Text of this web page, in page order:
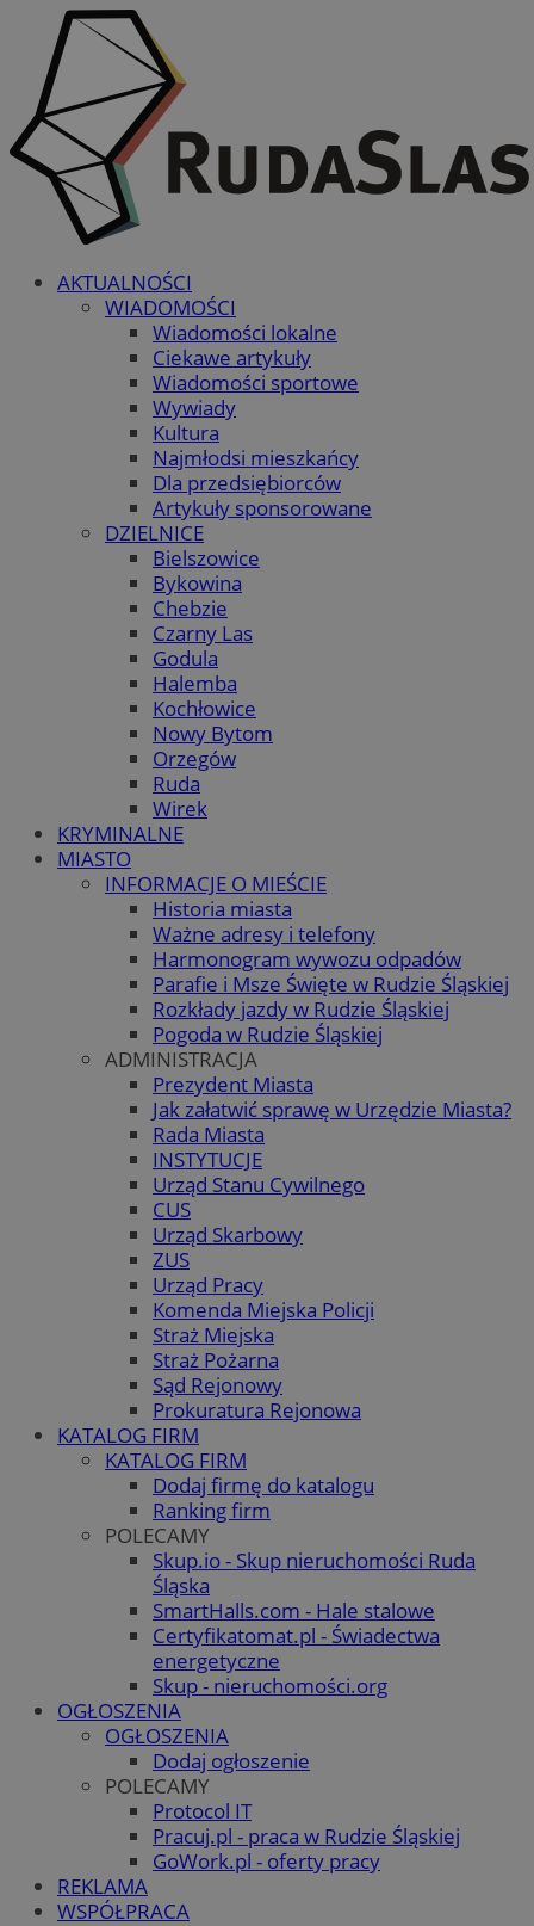
AKTUALNOŚCI
WIADOMOŚCI
Wiadomości lokalne
Ciekawe artykuły
Wiadomości sportowe
Wywiady
Kultura
Najmłodsi mieszkańcy
Dla przedsiębiorców
Artykuły sponsorowane
DZIELNICE
Bielszowice
Bykowina
Chebzie
Czarny Las
Godula
Halemba
Kochłowice
Nowy Bytom
Orzegów
Ruda
Wirek
KRYMINALNE
MIASTO
INFORMACJE O MIEŚCIE
Historia miasta
Ważne adresy i telefony
Harmonogram wywozu odpadów
Parafie i Msze Święte w Rudzie Śląskiej
Rozkłady jazdy w Rudzie Śląskiej
Pogoda w Rudzie Śląskiej
ADMINISTRACJA
Prezydent Miasta
Jak załatwić sprawę w Urzędzie Miasta?
Rada Miasta
INSTYTUCJE
Urząd Stanu Cywilnego
CUS
Urząd Skarbowy
ZUS
Urząd Pracy
Komenda Miejska Policji
Straż Miejska
Straż Pożarna
Sąd Rejonowy
Prokuratura Rejonowa
KATALOG FIRM
KATALOG FIRM
Dodaj firmę do katalogu
Ranking firm
POLECAMY
Skup.io - Skup nieruchomości Ruda
Śląska
SmartHalls.com - Hale stalowe
Certyfikatomat.pl - Świadectwa
energetyczne
Skup - nieruchomości.org
OGŁOSZENIA
OGŁOSZENIA
Dodaj ogłoszenie
POLECAMY
Protocol IT
Pracuj.pl - praca w Rudzie Śląskiej
GoWork.pl - oferty pracy
REKLAMA
WSPÓŁPRACA